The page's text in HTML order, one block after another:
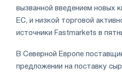
вызванной введением новых
ЕС, и низкой торговой
источники Fastmarkets в
В Северной Европе
предложении на поставку